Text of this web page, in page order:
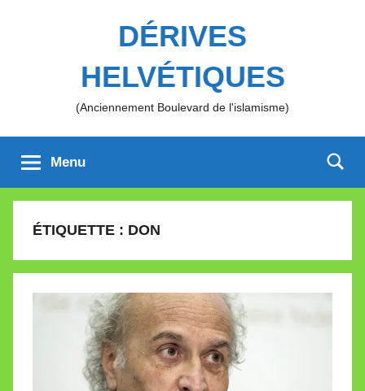
DÉRIVES
HELVÉTIQUES
(Anciennement Boulevard de l'islamisme)
Menu
ÉTIQUETTE : DON